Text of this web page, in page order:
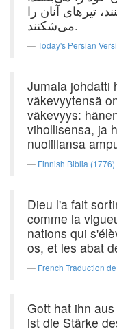
تیرهای آنان را
می‌شکنند.
Today's Persian
Jumala johdatti
väkevyytensä
väkevyys:
vihollisensa, ja
nuolillansa
Finnish Biblia (1776)
Dieu l'a fait
comme la
nations qui
os, et les abat
French Traduction
Gott hat ihn
ist die Stärke